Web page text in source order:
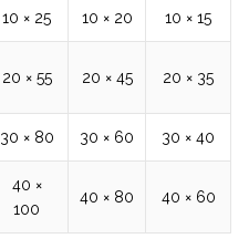
10 × 25 10 × 20 10 × 15
20 × 55 20 × 45 20 × 35
30 × 80 30 × 60 30 × 40
40 ×
100
40 × 80 40 × 60